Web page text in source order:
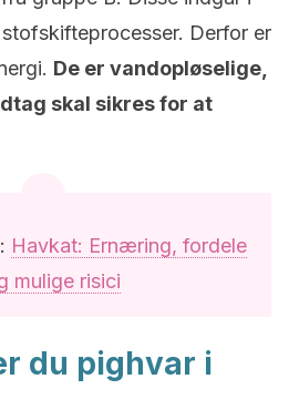
Derfor er
De er vandopløselige,
skal sikres for at
Havkat: Ernæring, fordele
mulige risici
du pighvar i